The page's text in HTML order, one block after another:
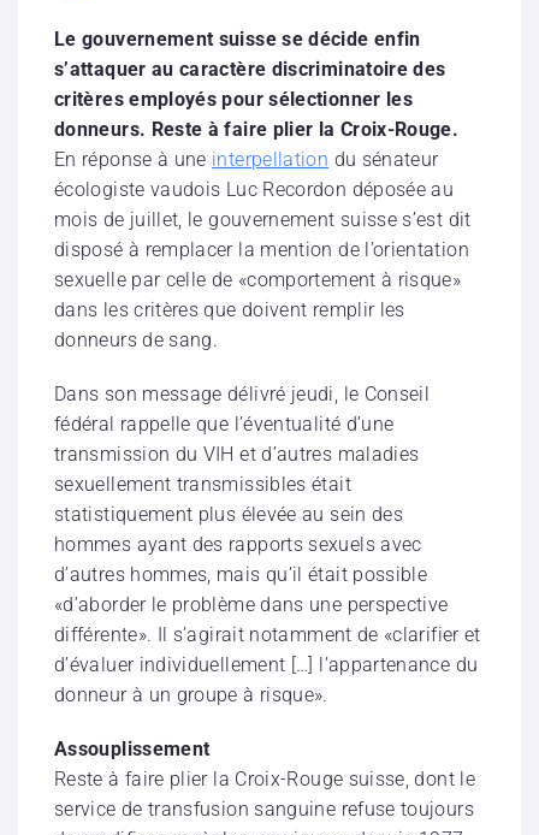
Le gouvernement suisse se décide enfin
s’attaquer au caractère discriminatoire des
critères employés pour sélectionner les
donneurs. Reste à faire plier la Croix-Rouge.
En réponse à une interpellation du sénateur
écologiste vaudois Luc Recordon déposée au
mois de juillet, le gouvernement suisse s’est dit
disposé à remplacer la mention de l’orientation
sexuelle par celle de «comportement à risque»
dans les critères que doivent remplir les
donneurs de sang.
Dans son message délivré jeudi, le Conseil
fédéral rappelle que l’éventualité d’une
transmission du VIH et d’autres maladies
sexuellement transmissibles était
statistiquement plus élevée au sein des
hommes ayant des rapports sexuels avec
d’autres hommes, mais qu’il était possible
«d’aborder le problème dans une perspective
différente». Il s’agirait notamment de «clarifier et
d’évaluer individuellement […] l’appartenance du
donneur à un groupe à risque».
Assouplissement
Reste à faire plier la Croix-Rouge suisse, dont le
service de transfusion sanguine refuse toujours